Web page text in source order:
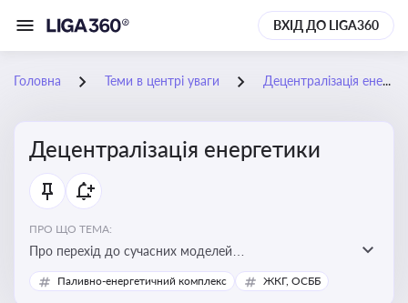
ВХІД ДО LIGA360
Головна Теми в центрі уваги Децентралізація енергетики
Децентралізація енергетики
ПРО ЩО ТЕМА:
Про перехід до сучасних моделей
енергозабезпечення, де виробництво електроенергії
здійснюється ближче до споживача. Це важливо для
Паливно-енергетичний комплекс ЖКГ, ОСББ